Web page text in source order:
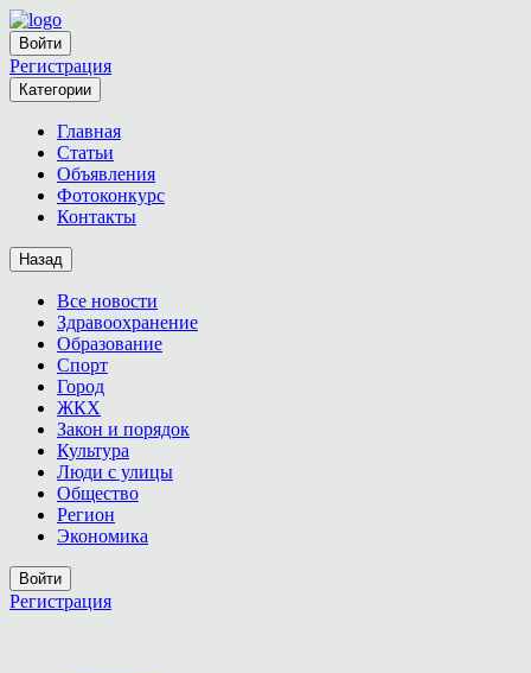
Войти
Регистрация
Категории
Главная
Статьи
Объявления
Фотоконкурс
Контакты
Назад
Все новости
Здравоохранение
Образование
Спорт
Город
ЖКХ
Закон и порядок
Культура
Люди с улицы
Общество
Регион
Экономика
Войти
Регистрация